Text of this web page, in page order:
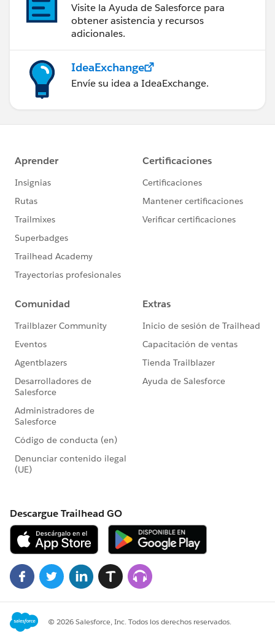
Visite la Ayuda de Salesforce para
obtener asistencia y recursos
adicionales.
IdeaExchange
Envíe su idea a IdeaExchange.